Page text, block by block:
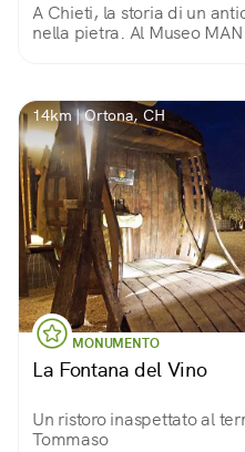
A Chieti, la storia di un
nella pietra. Al Museo
14km | Ortona, CH
MONUMENTO
La Fontana del Vino
Un ristoro inaspettato al
Tommaso